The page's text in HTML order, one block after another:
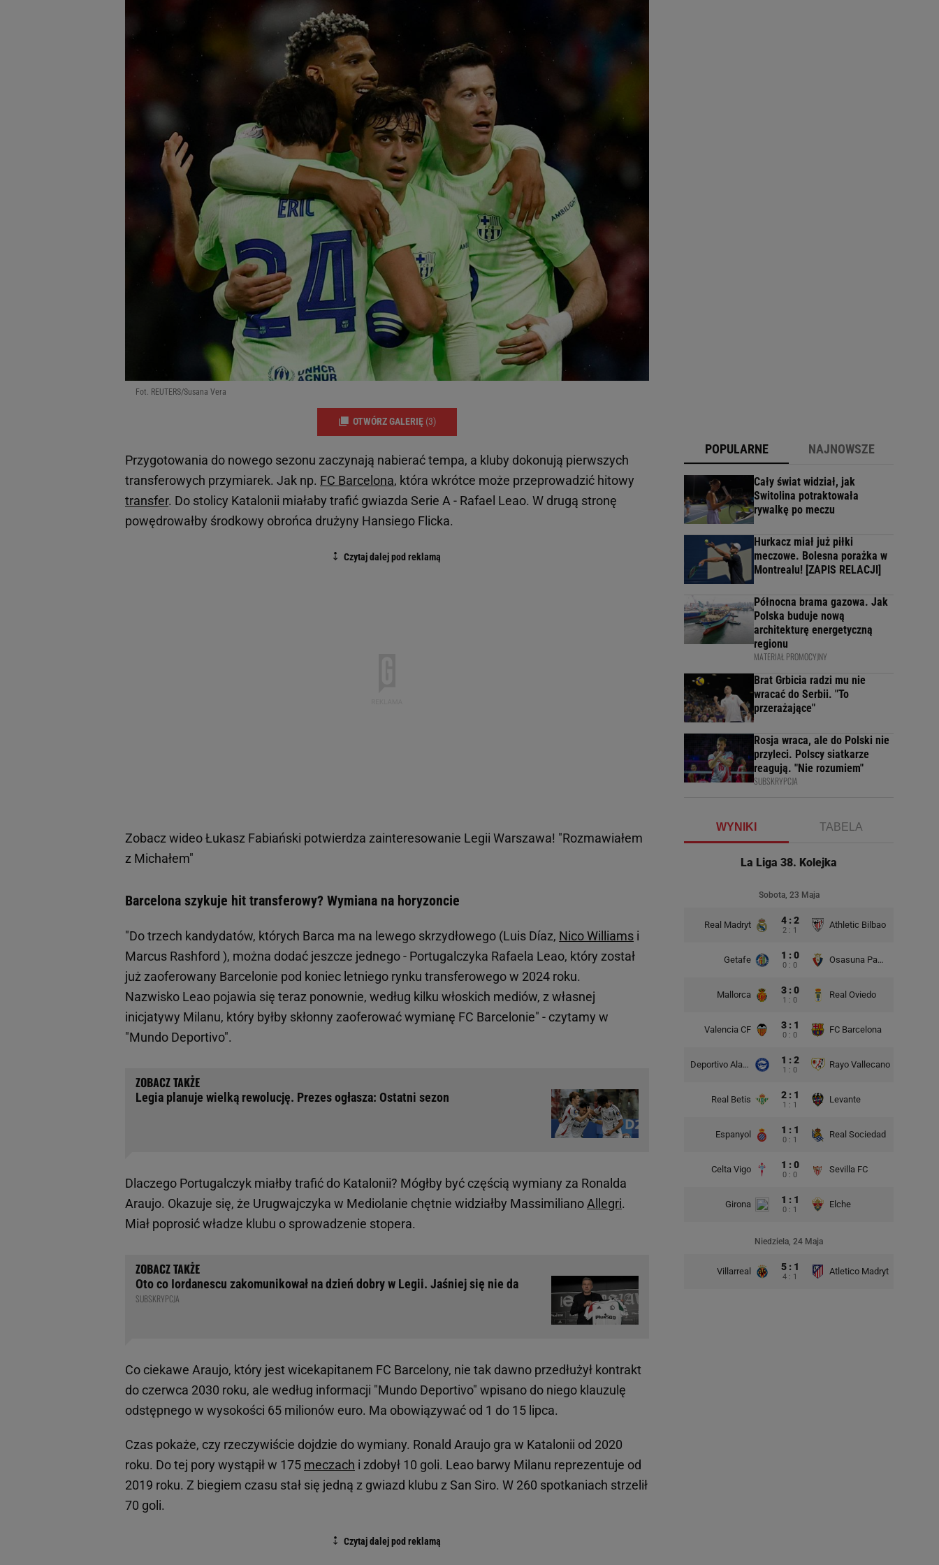
Fot. REUTERS/Susana Vera
OTWÓRZ GALERIĘ (3)
Przygotowania do nowego sezonu zaczynają nabierać tempa, a kluby dokonują pierwszych
transferowych przymiarek. Jak np. FC Barcelona, która wkrótce może przeprowadzić hitowy
transfer. Do stolicy Katalonii miałaby trafić gwiazda Serie A - Rafael Leao. W drugą stronę
powędrowałby środkowy obrońca drużyny Hansiego Flicka.
Zobacz wideoŁukasz Fabiański potwierdza zainteresowanie Legii Warszawa! "Rozmawiałem
z Michałem"
Barcelona szykuje hit transferowy? Wymiana na horyzoncie
"Do trzech kandydatów, których Barca ma na lewego skrzydłowego (Luis Díaz, Nico Williams i
Marcus Rashford ), można dodać jeszcze jednego - Portugalczyka Rafaela Leao, który został
już zaoferowany Barcelonie pod koniec letniego rynku transferowego w 2024 roku.
Nazwisko Leao pojawia się teraz ponownie, według kilku włoskich mediów, z własnej
inicjatywy Milanu, który byłby skłonny zaoferować wymianę FC Barcelonie" - czytamy w
"Mundo Deportivo".
Legia planuje wielką rewolucję. Prezes ogłasza: Ostatni sezon
Dlaczego Portugalczyk miałby trafić do Katalonii? Mógłby być częścią wymiany za Ronalda
Araujo. Okazuje się, że Urugwajczyka w Mediolanie chętnie widziałby Massimiliano Allegri.
Miał poprosić władze klubu o sprowadzenie stopera.
Oto co Iordanescu zakomunikował na dzień dobry w Legii. Jaśniej się nie da
SUBSKRYPCJA
Co ciekawe Araujo, który jest wicekapitanem FC Barcelony, nie tak dawno przedłużył kontrakt
do czerwca 2030 roku, ale według informacji "Mundo Deportivo" wpisano do niego klauzulę
odstępnego w wysokości 65 milionów euro. Ma obowiązywać od 1 do 15 lipca.
Czas pokaże, czy rzeczywiście dojdzie do wymiany. Ronald Araujo gra w Katalonii od 2020
roku. Do tej pory wystąpił w 175 meczach i zdobył 10 goli. Leao barwy Milanu reprezentuje od
2019 roku. Z biegiem czasu stał się jedną z gwiazd klubu z San Siro. W 260 spotkaniach strzelił
70 goli.
POPULARNE NAJNOWSZE
Cały świat widział, jak
Switolina potraktowała
rywalkę po meczu
Hurkacz miał już piłki
meczowe. Bolesna porażka w
Montrealu! [ZAPIS RELACJI]
Północna brama gazowa. Jak
Polska buduje nową
architekturę energetyczną
regionu
MATERIAŁ PROMOCYJNY
Brat Grbicia radzi mu nie
wracać do Serbii. "To
przerażające"
Rosja wraca, ale do Polski nie
przyleci. Polscy siatkarze
reagują. "Nie rozumiem"
SUBSKRYPCJA
WYNIKI TABELA
La Liga 38. Kolejka
Sobota, 23 Maja
Real Madryt 4 : 2
2 : 1
Athletic Bilbao
Getafe 1 : 0
0 : 0
Osasuna Pampeluna
Mallorca 3 : 0
1 : 0
Real Oviedo
Valencia CF 3 : 1
0 : 0
FC Barcelona
Deportivo Alaves 1 : 2
1 : 0
Rayo Vallecano
Real Betis 2 : 1
1 : 1
Levante
Espanyol 1 : 1
0 : 1
Real Sociedad
Celta Vigo 1 : 0
0 : 0
Sevilla FC
Girona 1 : 1
0 : 1
Elche
Niedziela, 24 Maja
Villarreal 5 : 1
4 : 1
Atletico Madryt